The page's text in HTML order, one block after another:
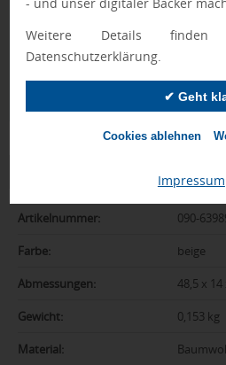
- und unser digitaler Bäcker
Weitere Details
Datenschutzerklärung.
✔ Geht
Cookies ablehnen
Impressum
Nur Produkte, die unseren
schaffen es in den Shop.Mehr
Qualitätssicherung
Artikelnummer: 090-
Farbe: beige
Abmessungen: 48,5 x 14
Gewicht: 0,153 kg
Material: